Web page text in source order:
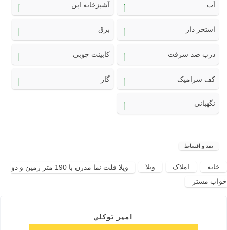
آب آشپزخانه اپن
استخر دار برق
درب ضد سرقت کابینت چوبی
کف سرامیک گاز
نگهبانی
نقد و اقساط
خانه املاک ویلا
ویلا فلت نما مدرن با 190 متر زمین و دو
خواب مستر
امیر توکلی